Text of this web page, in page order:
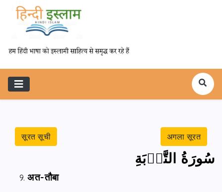
सूरत सूची अगला सूरत
سُورَةُ التَّوۡبَةِ
अत-तौबा